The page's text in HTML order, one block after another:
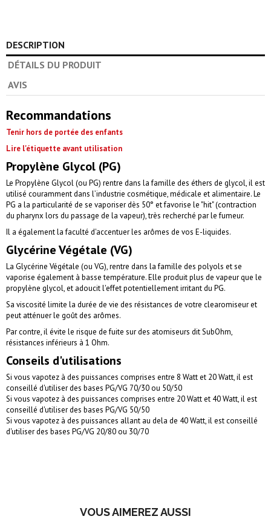
DESCRIPTION
DÉTAILS DU PRODUIT
AVIS
Recommandations
Tenir hors de portée des enfants
Lire l'étiquette avant utilisation
Propylène Glycol (PG)
Le Propylène Glycol (ou PG) rentre dans la famille des éthers de glycol, il est
utilisé couramment dans l’industrie cosmétique, médicale et alimentaire. Le
PG a la particularité de se vaporiser dès 50° et favorise le "hit" (contraction
du pharynx lors du passage de la vapeur), très recherché par le fumeur.
Il a également la faculté d'accentuer les arômes de vos E-liquides.
Glycérine Végétale (VG)
La Glycérine Végétale (ou VG), rentre dans la famille des polyols et se
vaporise également à basse température. Elle produit plus de vapeur que le
propylène glycol, et adoucit l'effet potentiellement irritant du PG.
Sa viscosité limite la durée de vie des résistances de votre clearomiseur et
peut atténuer le goût des arômes.
Par contre, il évite le risque de fuite sur des atomiseurs dit SubOhm,
résistances inférieurs à 1 Ohm.
Conseils d'utilisations
Si vous vapotez à des puissances comprises entre 8 Watt et 20 Watt, il est
conseillé d'utiliser des bases PG/VG 70/30 ou 50/50
Si vous vapotez à des puissances comprises entre 20 Watt et 40 Watt, il est
conseillé d'utiliser des bases PG/VG 50/50
Si vous vapotez à des puissances allant au dela de 40 Watt, il est conseillé
d'utiliser des bases PG/VG 20/80 ou 30/70
VOUS AIMEREZ AUSSI